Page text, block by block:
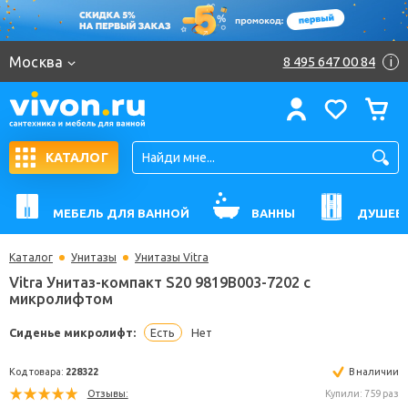
Москва 8 495 647 00 84 i
КАТАЛОГ
МЕБЕЛЬ ДЛЯ ВАННОЙ ВАННЫ
Каталог Унитазы Унитазы Vitra
микролифтом
Сиденье микролифт: